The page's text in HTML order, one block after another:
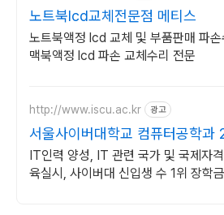
노트북lcd교체전문점 메티스
노트북액정 lcd 교체 및 부품판매 파손
맥북액정 lcd 파손 교체수리 전문
http://www.iscu.ac.kr 광고
서울사이버대학교 컴퓨터공학과
가을학기 신편입생
IT인력 양성, IT 관련 국가 및 국제자
육실시, 사이버대 신입생 수 1위 장학